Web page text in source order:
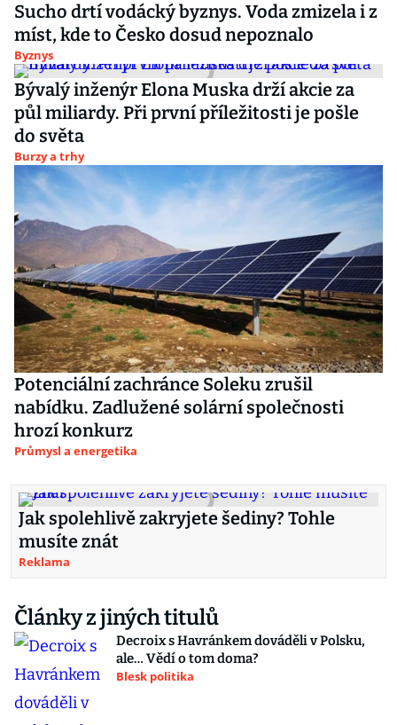
Sucho drtí vodácký byznys. Voda zmizela i z
míst, kde to Česko dosud nepoznalo
Byznys
Bývalý inženýr Elona Muska drží akcie za
půl miliardy. Při první příležitosti je pošle
do světa
Burzy a trhy
Potenciální zachránce Soleku zrušil
nabídku. Zadlužené solární společnosti
hrozí konkurz
Průmysl a energetika
Jak spolehlivě zakryjete šediny? Tohle
musíte znát
Reklama
Články z jiných titulů
Decroix s Havránkem dováděli v Polsku,
ale… Vědí o tom doma?
Blesk politika